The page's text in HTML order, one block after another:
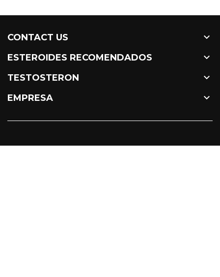
CONTACT US 
ESTEROIDES RECOMENDADOS 
TESTOSTERON 
EMPRESA 